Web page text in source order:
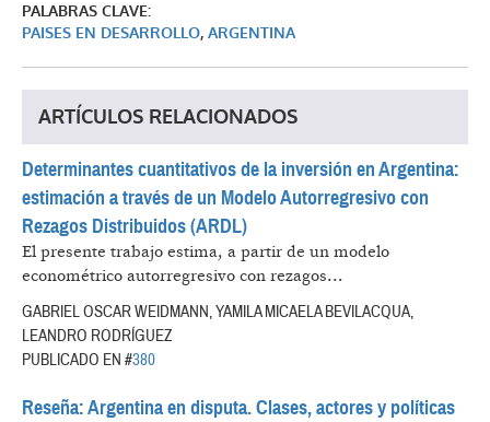
PALABRAS CLAVE:
PAISES EN DESARROLLO, ARGENTINA
ARTÍCULOS RELACIONADOS
Determinantes cuantitativos de la inversión en Argentina:
estimación a través de un Modelo Autorregresivo con
Rezagos Distribuidos (ARDL)
El presente trabajo estima, a partir de un modelo
econométrico autorregresivo con rezagos...
GABRIEL OSCAR WEIDMANN, YAMILA MICAELA BEVILACQUA,
LEANDRO RODRÍGUEZ
PUBLICADO EN #380
Reseña: Argentina en disputa. Clases, actores y políticas